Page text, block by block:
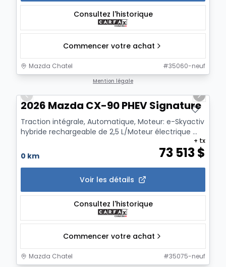
Consultez l'historique
Commencer votre achat
Mazda Chatel #35060-neuf
Mention légale
Previous slide
Next
2026 Mazda CX-90 PHEV Signature
Traction intégrale, Automatique, Moteur: e-Skyactiv
hybride rechargeable de 2,5 L/Moteur électrique ...
0 km 73 513$
+ tx
Voir les détails
Consultez l'historique
Commencer votre achat
Mazda Chatel #35075-neuf